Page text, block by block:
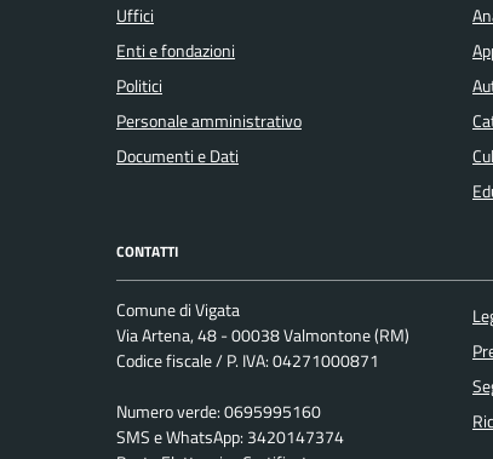
Uffici
Enti e fondazioni
Politici
Personale amministrativo
Documenti e Dati
CONTATTI
Comune di Vigata
Via Artena, 48 - 00038 Valmontone (RM)
Codice fiscale / P. IVA: 04271000871
Numero verde: 0695995160
SMS e WhatsApp: 3420147374